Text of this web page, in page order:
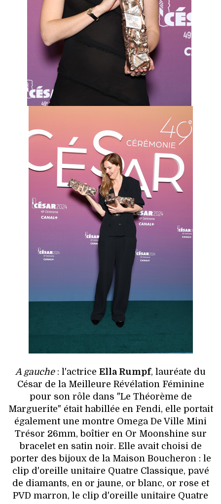
A gauche: l'actrice Ella Rumpf, lauréate du
César de la Meilleure Révélation Féminine
pour son rôle dans "Le Théorème de
Marguerite" était habillée en Fendi, elle portait
également une montre Omega De Ville Mini
Trésor 26mm, boîtier en Or Moonshine sur
bracelet en satin noir. Elle avait choisi de
porter des bijoux de la Maison Boucheron : le
clip d'oreille unitaire Quatre Classique, pavé
de diamants, en or jaune, or blanc, or rose et
PVD marron, le clip d'oreille unitaire Quatre